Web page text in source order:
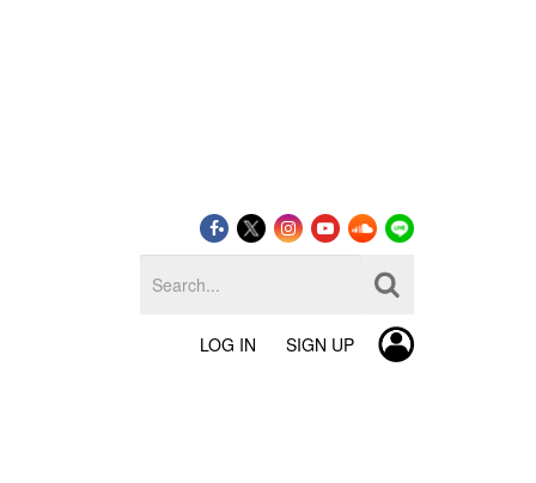
LOG IN SIGN UP